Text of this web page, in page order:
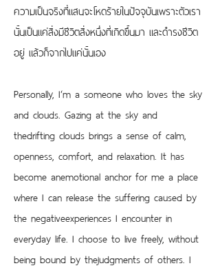
ความเป็นจริงที่แสนจะโหดร้ายในปัจจุบันเพราะตัวเรา
นั้นเป็นแค่สิ่งมีชีวิตสิ่งหนึ่งที่เกิดขึ้นมา และดำรงชีวิต
อยู่ แล้วก็จากไปแค่นั้นเอง
Personally, I‘m a someone who loves the sky
and clouds. Gazing at the sky and
thedrifting clouds brings a sense of calm,
openness, comfort, and relaxation. It has
become anemotional anchor for me a place
where I can release the suffering caused by
the negativeexperiences I encounter in
everyday life. I choose to live freely, without
being bound by thejudgments of others. I